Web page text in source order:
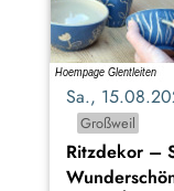
Sa.,
Großweil
Ritzdekor –